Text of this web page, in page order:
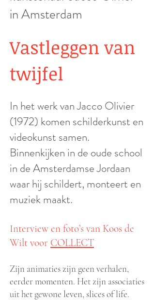
in Amsterdam
Vastleggen van
twijfel
In het werk van Jacco Olivier
(1972) komen schilderkunst en
videokunst samen.
Binnenkijken in de oude school
in de Amsterdamse Jordaan
waar hij schildert, monteert en
muziek maakt.
Interview en foto’s van Koos de
Wilt voor COLLECT
Zijn animaties zijn geen verhalen,
eerder momenten. Het zijn associaties
uit het gewone leven, slices of life.